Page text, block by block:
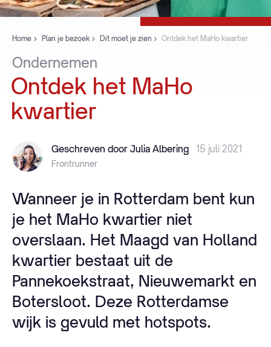
Home Plan je bezoek Dit moet je zien Ontdek het MaHo kwartier
Ondernemen
Ontdek het MaHo
kwartier
Geschreven door Julia Albering 15 juli 2021
Frontrunner
Wanneer je in Rotterdam bent kun
je het MaHo kwartier niet
overslaan. Het Maagd van Holland
kwartier bestaat uit de
Pannekoekstraat, Nieuwemarkt en
Botersloot. Deze Rotterdamse
wijk is gevuld met hotspots.